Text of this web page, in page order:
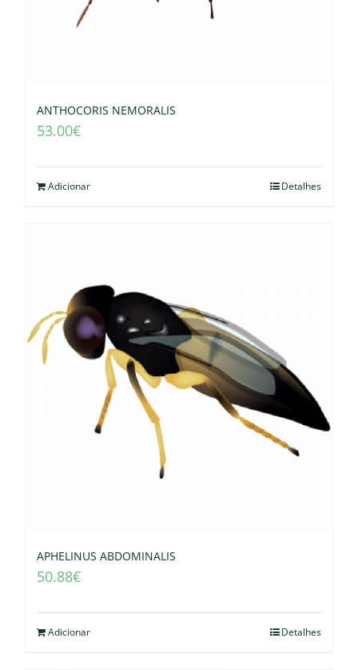
ANTHOCORIS NEMORALIS
53.00€
Adicionar Detalhes
APHELINUS ABDOMINALIS
50.88€
Adicionar Detalhes